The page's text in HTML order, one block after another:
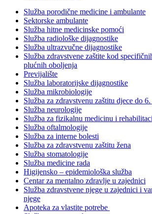
Služba porodične medicine i ambulante
Sektorske ambulante
Služba hitne medicinske pomoći
Služba radiološke dijagnostike
Služba ultrazvučne dijagnostike
Služba zdravstvene zaštite kod
plućnih oboljenja
Previjalište
Služba laboratorijske dijagnostike
Služba mikrobiologije
Služba za zdravstvenu zaštitu djece do
Služba neurologije
Služba za fizikalnu medicinu i
Služba oftalmologije
Služba za interne bolesti
Služba za zdravstvenu zaštitu žena
Služba stomatologije
Služba medicine rada
Higijensko – epidemiološka služba
Centar za mentalno zdravlje u zajednici
Služba zdravstvene njege u zajednici i
njege
Apoteka za vlastite potrebe